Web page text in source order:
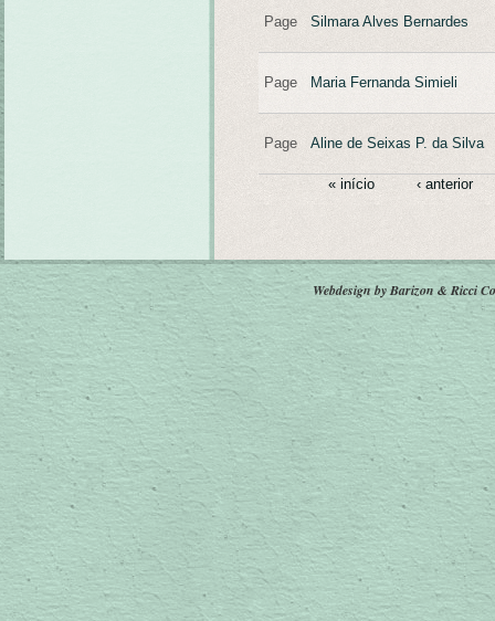
Page Silmara Alves Bernardes
Page Maria Fernanda Simieli
Page Aline de Seixas P. da Silva
« início ‹ anterior
Webdesign by Barizon & Ricci